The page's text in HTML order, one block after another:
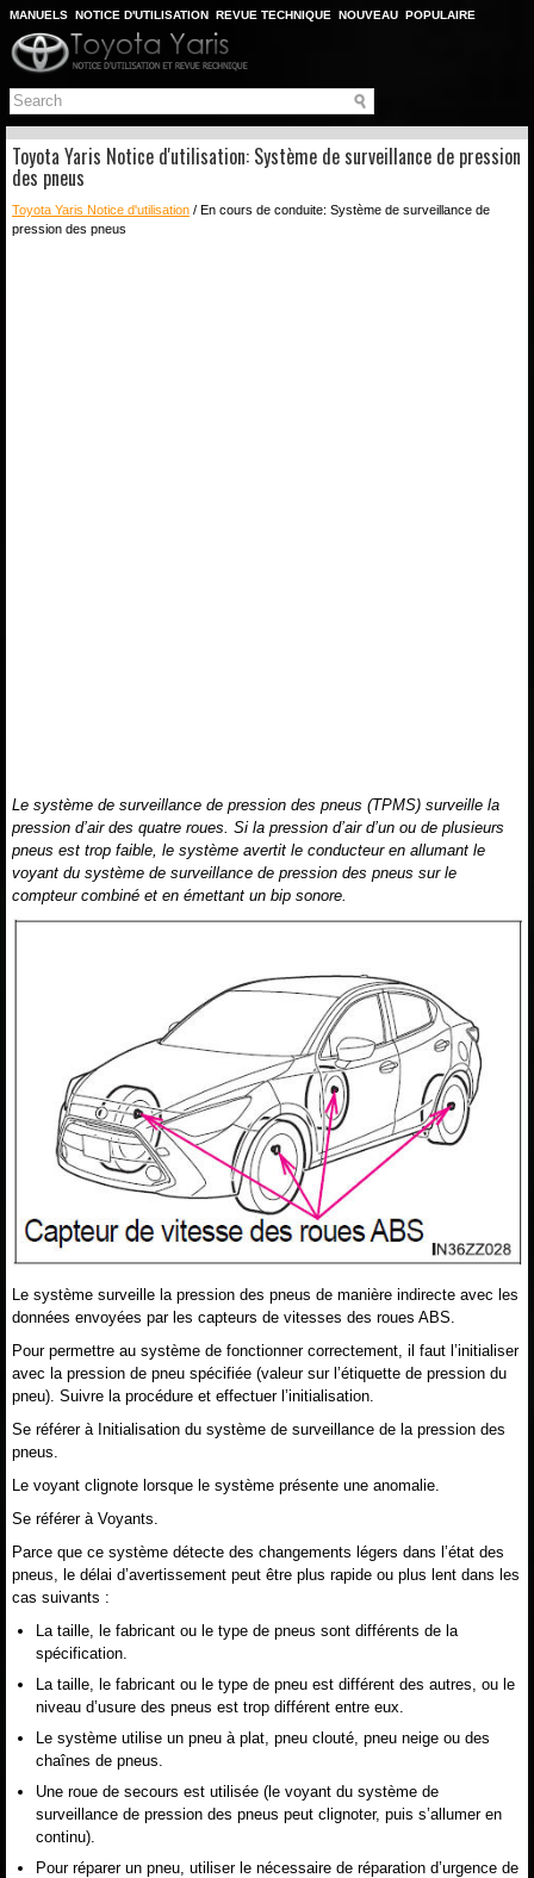
MANUELS NOTICE D'UTILISATION REVUE TECHNIQUE NOUVEAU POPULAIRE
PLAN DU SITE
CHERCHER
Toyota Yaris Notice d'utilisation: Système de surveillance de pression
des pneus
Toyota Yaris Notice d'utilisation / En cours de conduite: Système de surveillance de
pression des pneus
Le système de surveillance de pression des pneus (TPMS) surveille la
pression d’air des quatre roues. Si la pression d’air d’un ou de plusieurs
pneus est trop faible, le système avertit le conducteur en allumant le
voyant du système de surveillance de pression des pneus sur le
compteur combiné et en émettant un bip sonore.
Le système surveille la pression des pneus de manière indirecte avec les
données envoyées par les capteurs de vitesses des roues ABS.
Pour permettre au système de fonctionner correctement, il faut l’initialiser
avec la pression de pneu spécifiée (valeur sur l’étiquette de pression du
pneu). Suivre la procédure et effectuer l’initialisation.
Se référer à Initialisation du système de surveillance de la pression des
pneus.
Le voyant clignote lorsque le système présente une anomalie.
Se référer à Voyants.
Parce que ce système détecte des changements légers dans l’état des
pneus, le délai d’avertissement peut être plus rapide ou plus lent dans les
cas suivants :
La taille, le fabricant ou le type de pneus sont différents de la
spécification.
La taille, le fabricant ou le type de pneu est différent des autres, ou le
niveau d’usure des pneus est trop différent entre eux.
Le système utilise un pneu à plat, pneu clouté, pneu neige ou des
chaînes de pneus.
Une roue de secours est utilisée (le voyant du système de
surveillance de pression des pneus peut clignoter, puis s’allumer en
continu).
Pour réparer un pneu, utiliser le nécessaire de réparation d’urgence de